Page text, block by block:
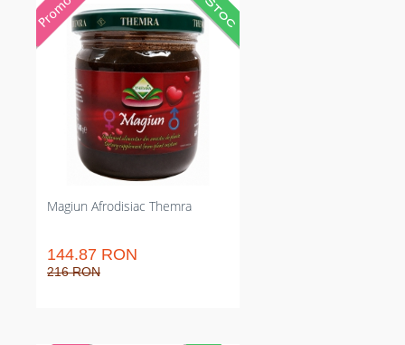
Magiun Afrodisiac Themra
144.87 RON
216 RON
Magiun turcesc afrodisiac natural
pentru creșterea libidoului și
erecției mai puternice. Efect
resimțit în 20–30 minute, dozaj
clar: o linguriță; gust ușor și
consistență fină. Transformă
momentul intim excluzând
preparări complicate, adecvat
ambelor sexe care vor efecte
rapide și previzibile.